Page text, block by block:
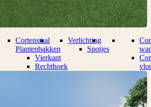
Cortenstaal
Plantenbakken
Vierkant
Rechthoek
Verlichting
Spotjes